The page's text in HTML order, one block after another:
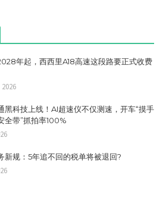
年起，西西里A18高速这段路要正式收费
黑科技上线！AI超速仪不仅测速，开车“摸手
全带”抓拍率100%
新规：5年追不回的税单将被退回?